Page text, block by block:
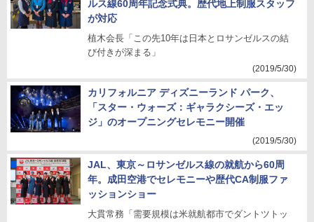
ルス線60周年記念式典。歴代地上制服スタッフ
が対応
植木会長「この先10年は日本とロサンゼルスの結
び付きが深まる」
(2019/5/30)
カリフォルニア ディズニーランド パーク、
「スター・ウォーズ：ギャラクシーズ・エッ
ジ」のオープニングセレモニー開催
(2019/5/30)
JAL、東京～ロサンゼルス線の就航から60周
年。成田空港でセレモニーや歴代CA制服ファ
ッションショー
大貫常務「需要規模は米就航都市でダントツトッ